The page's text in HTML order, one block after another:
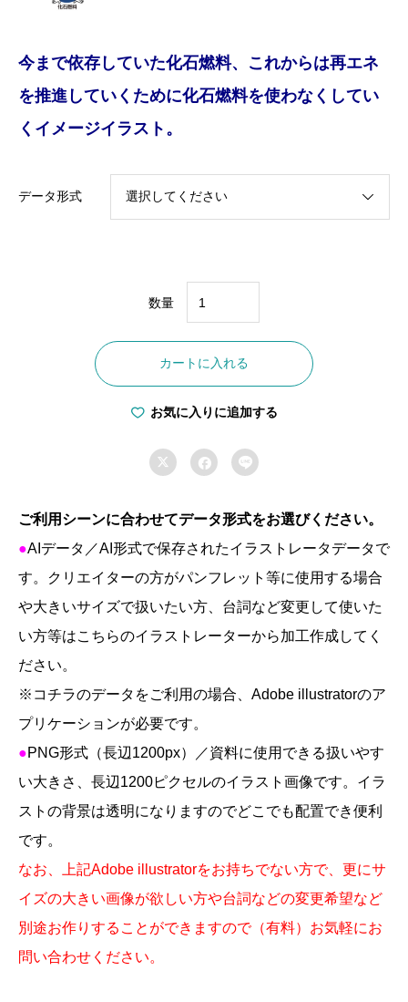
今まで依存していた化石燃料、これからは再エネ
を推進していくために化石燃料を使わなくしてい
くイメージイラスト。
データ形式
数量
0002
化
石
燃
に
頼
ら
カートに入れる
お気に入りに追加する
  
ご利用シーンに合わせてデータ形式をお選びください。
●AI データ／AI 形式で保存されたイラストレータデータで
す。クリエイターの方がパンフレット等に使用する場合
や大きいサイズで扱いたい方、台詞など変更して使いた
い方等はこちらのイラストレーターから加工作成してく
ださい。
※ コチラのデータをご利用の場合、 Adobe illustratorのア
プリケーションが必要です。
●PNG形式（長辺1200px）／資料に使用できる扱いやす
い大きさ、長辺 1200ピクセルのイラスト画像です。 イラ
ストの背景は透明になりますのでどこでも配置でき便利
です。
なお、上記Adobe illustratorをお持ちでない方で、更にサ
イズの大きい画像が欲しい方や台詞などの変更希望など
別途お作りすることができますので（有料）お気軽にお
問い合わせください。